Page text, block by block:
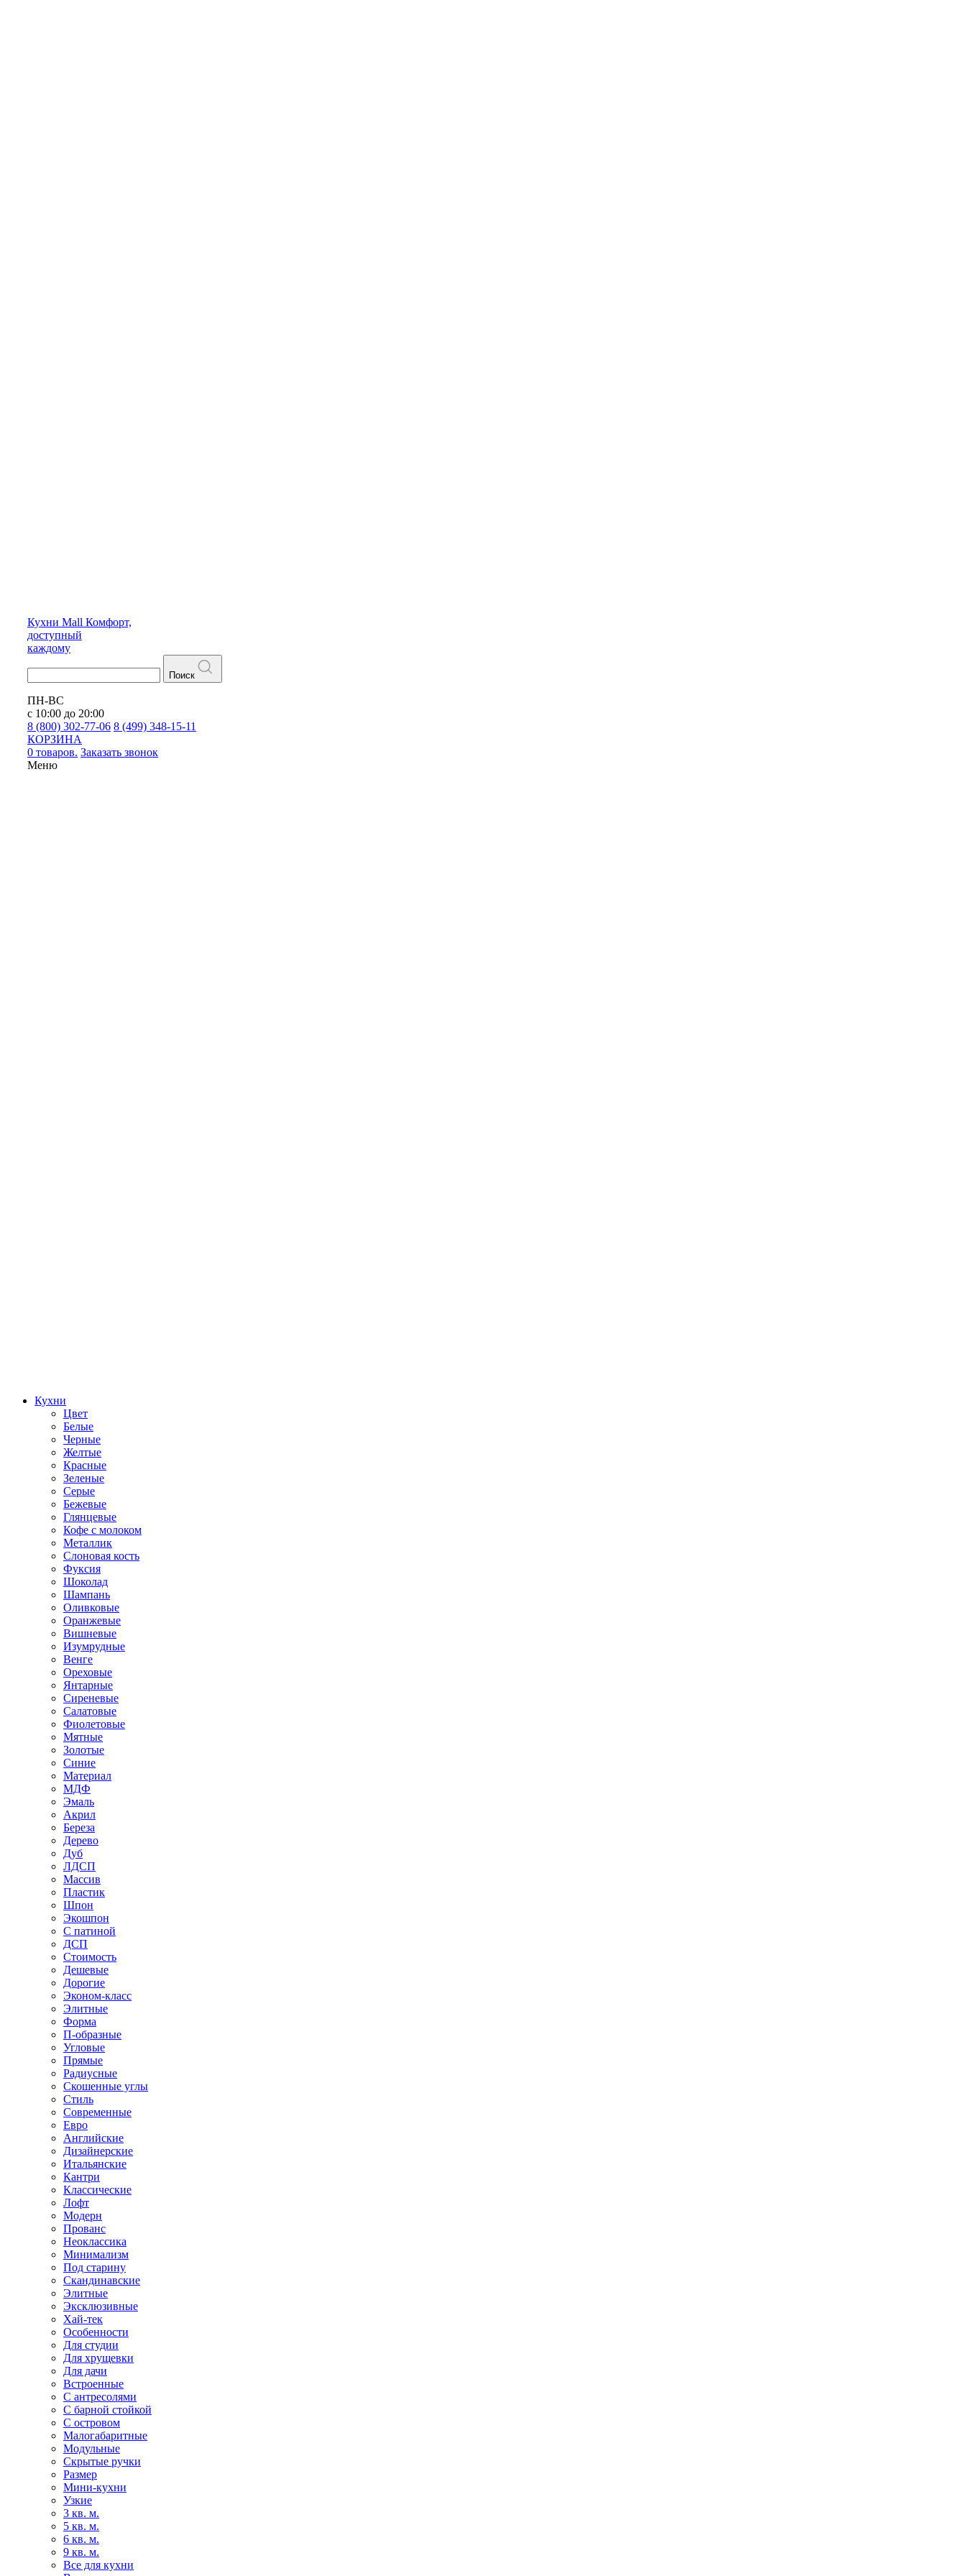
Кухни Mall Комфорт,
доступный
каждому
Поиск
ПН-ВС
с 10:00 до 20:00
8 (800) 302-77-06 8 (499) 348-15-11
КОРЗИНА
0 товаров. Заказать звонок
Меню
Кухни
Цвет
Белые
Черные
Желтые
Красные
Зеленые
Серые
Бежевые
Глянцевые
Кофе с молоком
Металлик
Слоновая кость
Фуксия
Шоколад
Шампань
Оливковые
Оранжевые
Вишневые
Изумрудные
Венге
Ореховые
Янтарные
Сиреневые
Салатовые
Фиолетовые
Мятные
Золотые
Синие
Материал
МДФ
Эмаль
Акрил
Береза
Дерево
Дуб
ЛДСП
Массив
Пластик
Шпон
Экошпон
С патиной
ДСП
Стоимость
Дешевые
Дорогие
Эконом-класс
Элитные
Форма
П-образные
Угловые
Прямые
Радиусные
Скошенные углы
Стиль
Современные
Евро
Английские
Дизайнерские
Итальянские
Кантри
Классические
Лофт
Модерн
Прованс
Неоклассика
Минимализм
Под старину
Скандинавские
Элитные
Эксклюзивные
Хай-тек
Особенности
Для студии
Для хрущевки
Для дачи
Встроенные
С антресолями
С барной стойкой
С островом
Малогабаритные
Модульные
Скрытые ручки
Размер
Мини-кухни
Узкие
3 кв. м.
5 кв. м.
6 кв. м.
9 кв. м.
Все для кухни